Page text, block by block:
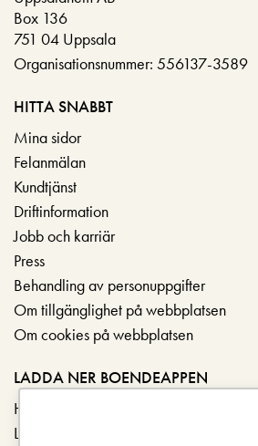
Box 136
751 04 Uppsala
Organisationsnummer: 556137-3589
HITTA SNABBT
Mina sidor
Felanmälan
Kundtjänst
Driftinformation
Jobb och karriär
Press
Behandling av personuppgifter
Om tillgänglighet på webbplatsen
Om cookies på webbplatsen
LADDA NER BOENDEAPPEN
Hämta i App Store
Ladda ner på Google Play